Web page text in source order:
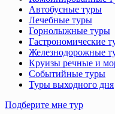
Автобусные туры
Лечебные туры
Горнолыжные туры
Гастрономические
Железнодорожные
Круизы речные и
Событийные туры
Туры выходного дня
Подберите мне тур